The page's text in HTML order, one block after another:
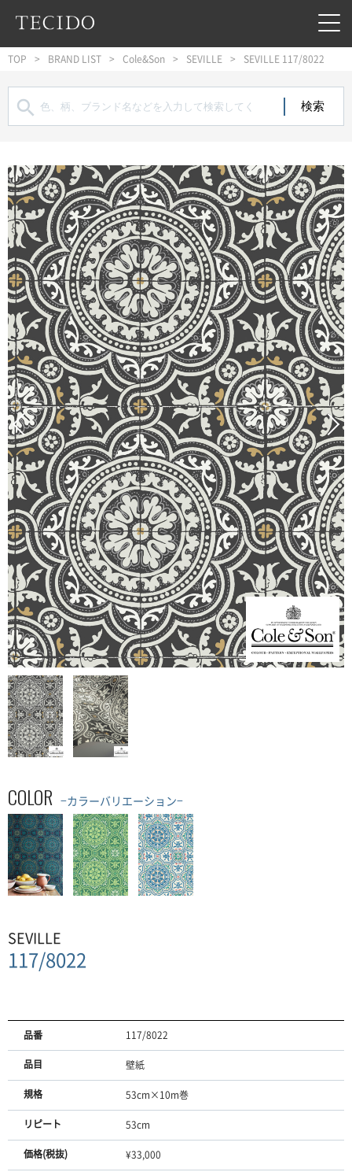
フッターへジャンプ
TOP BRAND LIST Cole&Son SEVILLE SEVILLE 117/8022

COLOR −カラーバリエーション−
SEVILLE
117/8022
品番 117/8022
品目 壁紙
規格 53cm×10m巻
リピート 53cm
価格(税抜) ¥33,000